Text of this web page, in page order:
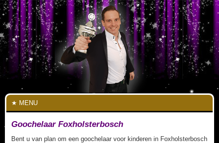
MENU
Goochelaar Foxholsterbosch
Bent u van plan om een goochelaar voor kinderen in Foxholsterbosch